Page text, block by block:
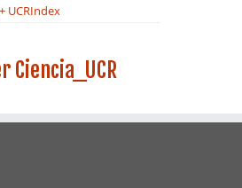
UCRIndex
Ciencia_UCR